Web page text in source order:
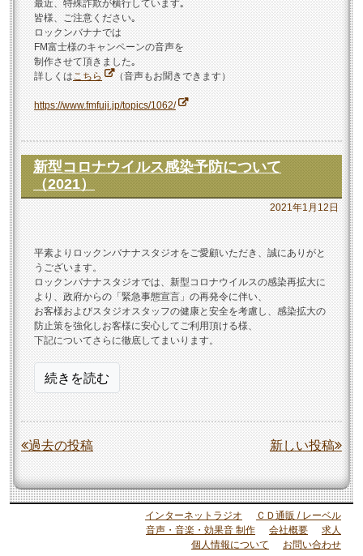
最近、特殊詐欺が横行しています｡
皆様、ご注意ください｡
ロックンバナナでは
FM富士様のキャンペーンの音声を
制作させて頂きました｡
詳しくはこちら （音声もお聞きできます）
https://www.fmfuji.jp/topics/1062/
新型コロナウイルス感染予防について
（2021）
2021年1月12日
平素よりロックンバナナスタジオをご愛顧いただき、誠にありがと
うございます。
ロックンバナナスタジオでは、新型コロナウイルスの感染再拡大に
より、政府からの「緊急事態宣言」の再発令に伴い、
お客様およびスタジオスタッフの健康と安全を考慮し、感染拡大の
防止策を強化しお客様に安心してご利用頂ける様、
下記についてさらに徹底してまいります。
続きを読む “新
型
コ
ロ
ナ
ウ
イ
投
稿
ナ
過去の投稿 新しい投稿
インターネットラジオ
ＣＤ通販 / レーベル
音声・音楽・効果音 制作
会社概要
求人
個人情報について
お問い合わせ